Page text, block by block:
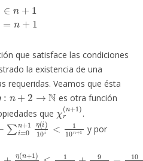
que satisface las condiciones
la existencia de una
requeridas. Veamos que ésta
:n+2→N
es otra función
que
r(n+
.
i=0n+ 1 η(i) 10i< 1
y por
+η(n+ n+ 10n 10